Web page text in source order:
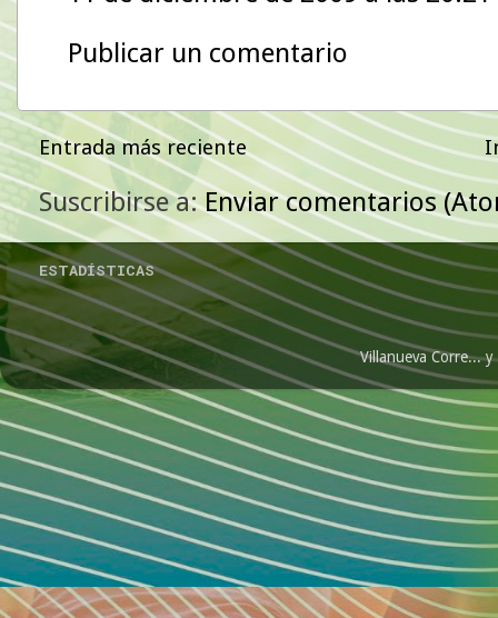
Publicar un comentario
Entrada más reciente
Suscribirse a:Enviar comentarios
ESTADÍSTICAS
Villanueva Corre...